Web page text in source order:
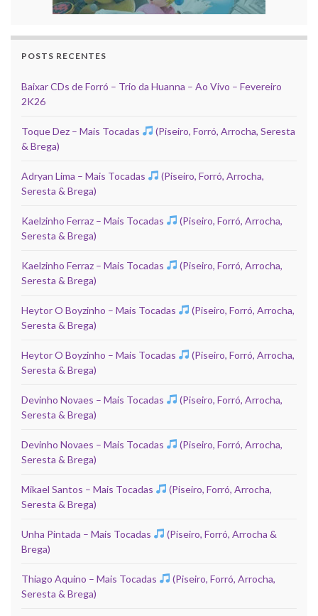
POSTS RECENTES
Baixar CDs de Forró – Trio da Huanna – Ao Vivo – Fevereiro
2K26
Toque Dez – Mais Tocadas
(Piseiro, Forró, Arrocha, Seresta
& Brega)
Adryan Lima – Mais Tocadas
(Piseiro, Forró, Arrocha,
Seresta & Brega)
Kaelzinho Ferraz – Mais Tocadas
(Piseiro, Forró, Arrocha,
Seresta & Brega)
Kaelzinho Ferraz – Mais Tocadas
(Piseiro, Forró, Arrocha,
Seresta & Brega)
Heytor O Boyzinho – Mais Tocadas
(Piseiro, Forró, Arrocha,
Seresta & Brega)
Heytor O Boyzinho – Mais Tocadas
(Piseiro, Forró, Arrocha,
Seresta & Brega)
Devinho Novaes – Mais Tocadas
(Piseiro, Forró, Arrocha,
Seresta & Brega)
Devinho Novaes – Mais Tocadas
(Piseiro, Forró, Arrocha,
Seresta & Brega)
Mikael Santos – Mais Tocadas
(Piseiro, Forró, Arrocha,
Seresta & Brega)
Unha Pintada – Mais Tocadas
(Piseiro, Forró, Arrocha &
Brega)
Thiago Aquino – Mais Tocadas
(Piseiro, Forró, Arrocha,
Seresta & Brega)